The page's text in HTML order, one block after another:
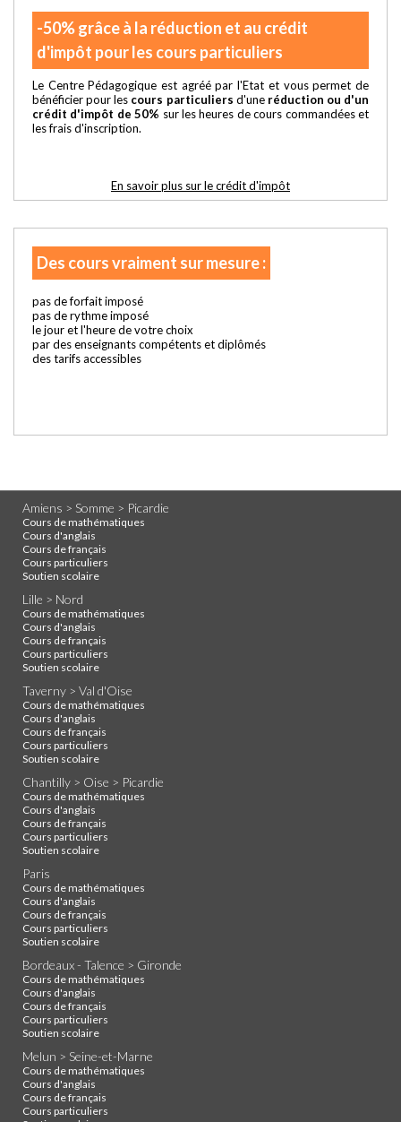
-50% grâce à la réduction et au crédit
d'impôt pour les cours particuliers
Le Centre Pédagogique est agréé par l'Etat et vous permet de
bénéficier pour les cours particuliers d'une réduction ou d'un
crédit d'impôt de 50% sur les heures de cours commandées et
les frais d'inscription.
En savoir plus sur le crédit d'impôt
Des cours vraiment sur mesure :
pas de forfait imposé
pas de rythme imposé
le jour et l'heure de votre choix
par des enseignants compétents et diplômés
des tarifs accessibles
Amiens > Somme > Picardie
Cours de mathématiques
Cours d'anglais
Cours de français
Cours particuliers
Soutien scolaire
Lille > Nord
Cours de mathématiques
Cours d'anglais
Cours de français
Cours particuliers
Soutien scolaire
Taverny > Val d'Oise
Cours de mathématiques
Cours d'anglais
Cours de français
Cours particuliers
Soutien scolaire
Chantilly > Oise > Picardie
Cours de mathématiques
Cours d'anglais
Cours de français
Cours particuliers
Soutien scolaire
Paris
Cours de mathématiques
Cours d'anglais
Cours de français
Cours particuliers
Soutien scolaire
Bordeaux - Talence > Gironde
Cours de mathématiques
Cours d'anglais
Cours de français
Cours particuliers
Soutien scolaire
Melun > Seine-et-Marne
Cours de mathématiques
Cours d'anglais
Cours de français
Cours particuliers